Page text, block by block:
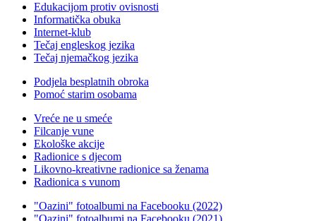
Edukacijom protiv ovisnosti
Informatička obuka
Internet-klub
Tečaj engleskog jezika
Tečaj njemačkog jezika
Podjela besplatnih obroka
Pomoć starim osobama
Vreće ne u smeće
Filcanje vune
Ekološke akcije
Radionice s djecom
Likovno-kreativne radionice sa ženama
Radionica s vunom
"Oazini" fotoalbumi na Facebooku (2022)
"Oazini" fotoalbumi na Facebooku (2021)